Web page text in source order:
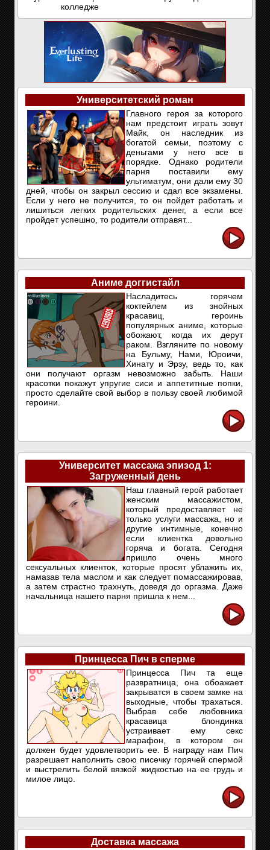
колледже
Университетский роман
Главного героя за которого
нам предстоит играть зовут
Майк, он наследник из
богатой семьи, поэтому с
деньгами у него все в
порядке. Однако родители
парня поставили ему
ультиматум, они дали ему 30
дней, чтобы он закрыл сессию и сдал все экзамены.
Если у него не получится, то он пойдет работать и
лишиться легких родительских денег, а если все
пройдет успешно, то родители отправят...
Аниме доггистайл
Насладитесь горячем
коктейлем из знойных
красавиц, героинь
популярных аниме, которые
обожают, когда их дерут
раком. Взгляните по новому
на Бульму, Нами, Юроичи,
Хинату и Эрзу, ведь то, как
они получают оргазм невозможно забыть. Наши
красотки покажут упругие сиси и аппетитные попки,
просто сделайте свой выбор в пользу своей любимой
героини.
Университет массажа эпизод 1:
Загруженный день
Наш главный герой работает
женским массажистом,
который предоставляет не
только услуги массажа, но и
другие интимные, конечно
если клиентка довольно
горяча и богата. Сегодня
пришло очень много
сексуальных клиенток, которые просят ублажить их,
намазав тела маслом и как следует помассажировав,
а затем страстно трахнуть, доведя до оргазма. Даже
начальница нашего парня пришла к нем...
Принцесса Пич в сперме
Принцесса Пич та еще
развратница, она обоажает
закрыватся в своем замке на
выходные, чтобы трахаться.
Выбрав себе любовника
красавица блондинка
устраивает ему секс
марафон, в котором он
должен будет удовлетворить ее. В награду нам Пич
разрешает наполнить свою писечку горячей спермой
и выстрелить белой вязкой жидкостью на ее грудь и
милое лицо.
Доставка массажа